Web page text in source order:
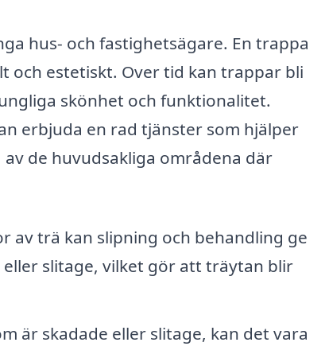
hus- och fastighetsägare. En trappa
och estetiskt. Over tid kan trappar bli
skönhet och funktionalitet.
erbjuda en rad tjänster som hjälper
de huvudsakliga områdena där
av trä kan slipning och behandling ge
slitage, vilket gör att träytan blir
är skadade eller slitage, kan det vara